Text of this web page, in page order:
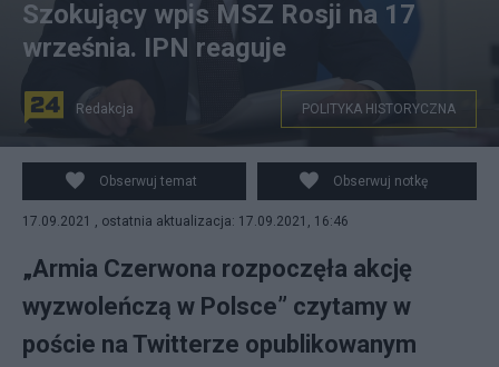
Władimir Putin / Fot. PAP ALEXEI DRUZHININ
Szokujący wpis MSZ Rosji na 17
września. IPN reaguje
Redakcja POLITYKA HISTORYCZNA
Obserwuj temat Obserwuj notkę
17.09.2021 , ostatnia aktualizacja: 17.09.2021, 16:46
„Armia Czerwona rozpoczęła akcję
wyzwoleńczą w Polsce” czytamy w
poście na Twitterze opublikowanym